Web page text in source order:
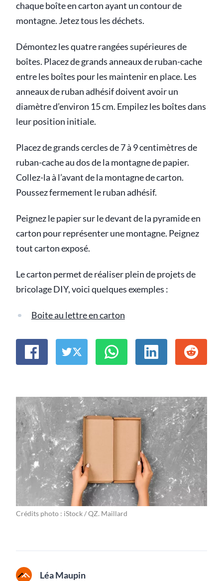
chaque boîte en carton ayant un contour de
montagne. Jetez tous les déchets.
Démontez les quatre rangées supérieures de
boîtes. Placez de grands anneaux de ruban-cache
entre les boîtes pour les maintenir en place. Les
anneaux de ruban adhésif doivent avoir un
diamètre d’environ 15 cm. Empilez les boîtes dans
leur position initiale.
Placez de grands cercles de 7 à 9 centimètres de
ruban-cache au dos de la montagne de papier.
Collez-la à l’avant de la montagne de carton.
Poussez fermement le ruban adhésif.
Peignez le papier sur le devant de la pyramide en
carton pour représenter une montagne. Peignez
tout carton exposé.
Le carton permet de réaliser plein de projets de
bricolage DIY, voici quelques exemples :
Boite au lettre en carton
Crédits photo : iStock / QZ. Maillard
Léa Maupin